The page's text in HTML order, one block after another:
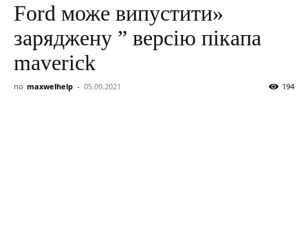
Ford може випустити»
заряджену ” версію пікапа
maverick
по maxwelhelp - 05.09.2021 194